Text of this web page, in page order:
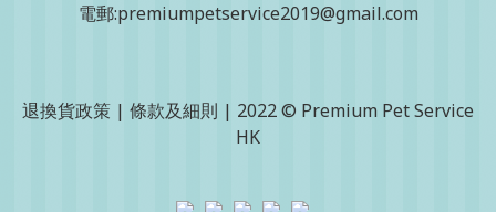
電郵:premiumpetservice2019@gmail.com
退換貨政策 | 條款及細則 | 2022 © Premium Pet Service
HK